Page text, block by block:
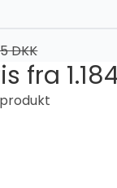
DKK
fra